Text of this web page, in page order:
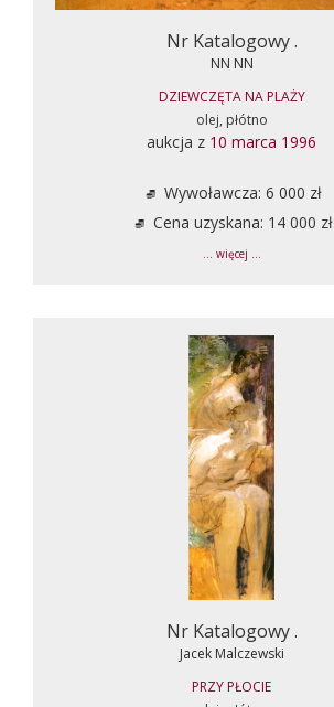
Nr Katalogowy .
NN NN
DZIEWCZĘTA NA PLAŻY
olej, płótno
aukcja z 10 marca 1996
Wywoławcza: 6 000 zł
Cena uzyskana: 14 000 zł
... więcej ...
Nr Katalogowy .
Jacek Malczewski
PRZY PŁOCIE